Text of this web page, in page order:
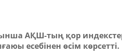
АҚШ-тың қор
есебінен өсім көрсетті.